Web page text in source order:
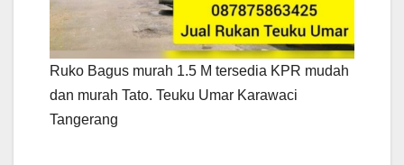
Ruko Bagus murah 1.5 M tersedia KPR mudah
dan murah Tato. Teuku Umar Karawaci
Tangerang